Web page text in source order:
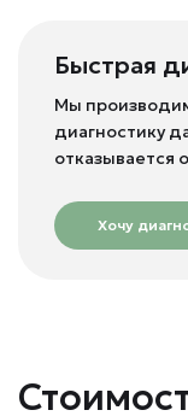
Быстрая
Мы
диагностику
отказывается
Хочу